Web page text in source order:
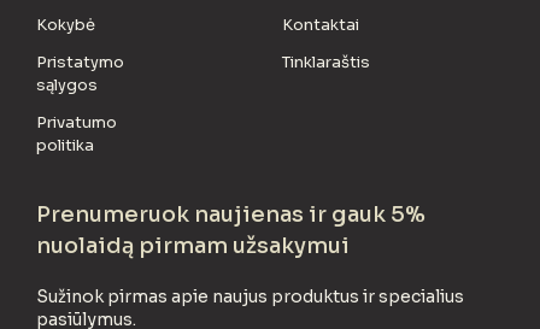
Kokybė
Pristatymo
sąlygos
Privatumo
politika
Kontaktai
Tinklaraštis
Prenumeruok naujienas ir gauk 5%
nuolaidą pirmam užsakymui
Sužinok pirmas apie naujus produktus ir specialius
pasiūlymus.